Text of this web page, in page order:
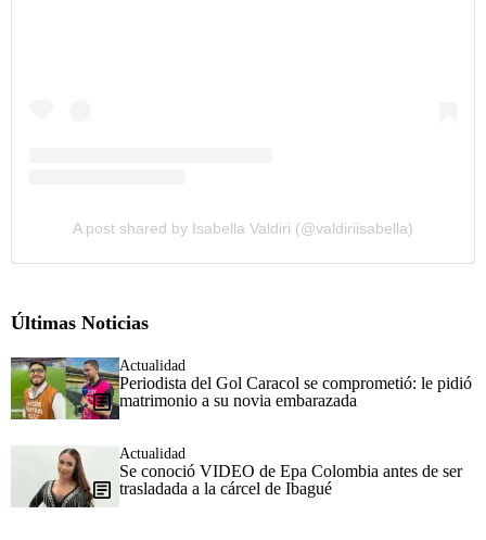
A post shared by Isabella Valdiri (@valdiriisabella)
Últimas Noticias
Actualidad
Periodista del Gol Caracol se comprometió: le pidió
matrimonio a su novia embarazada
Actualidad
Se conoció VIDEO de Epa Colombia antes de ser
trasladada a la cárcel de Ibagué